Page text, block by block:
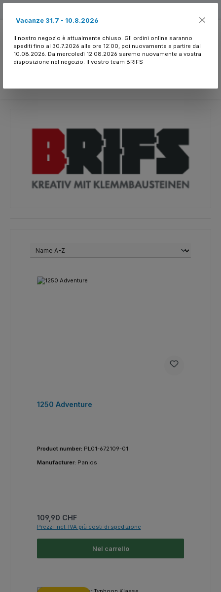
1250 Adventure
Product number: PL01-672109-01
Manufacturer: Panlos
Prezzo normale:
109,90 CHF
Prezzi incl. IVA più costi di spedizione
Nel carrello
Vacanze 31.7 - 10.8.2026
Il nostro negozio è attualmente chiuso. Gli ordini online saranno
spediti fino al 30.7.2026 alle ore 12:00, poi nuovamente a partire dal
10.08.2026. Da mercoledì 12.08.2026 saremo nuovamente a vostra
disposizione nel negozio. Il vostro team BRIFS